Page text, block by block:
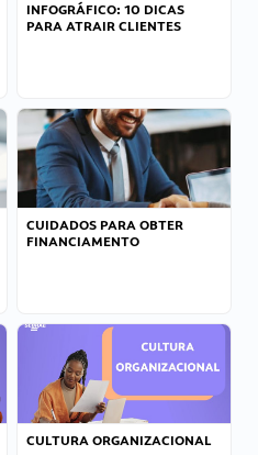
INFOGRÁFICO: 10 DICAS
PARA ATRAIR CLIENTES
CUIDADOS PARA OBTER
FINANCIAMENTO
CULTURA ORGANIZACIONAL